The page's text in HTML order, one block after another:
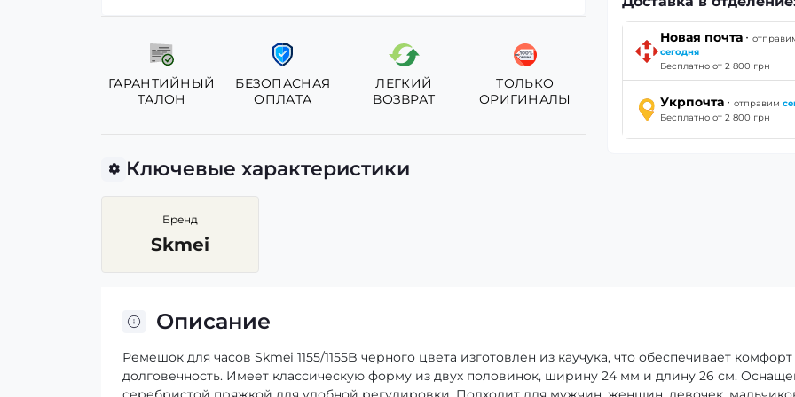
ГАРАНТИЙНЫЙ
ТАЛОН
БЕЗОПАСНАЯ
ОПЛАТА
ЛЕГКИЙ
ВОЗВРАТ
ТОЛЬКО
ОРИГИНАЛЫ
Ключевые характеристики
Бренд
Skmei
Новая почта ·
сегодня
Бесплатно от 2 800 грн
Укрпочта · отправим
Бесплатно от 2 800 грн
Описание
Ремешок для часов Skmei 1155/1155B черного цвета изготовлен из каучука, что обеспечивает
долговечность. Имеет классическую форму из двух половинок, ширину 24 мм и длину 26 см.